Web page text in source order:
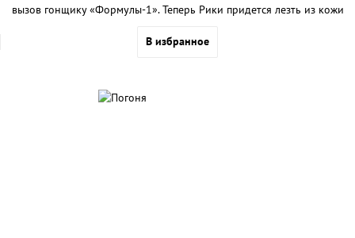
вызов гонщику «Формулы-1». Теперь Рики придется лезть из кожи
действительно чемпион.
В избранное